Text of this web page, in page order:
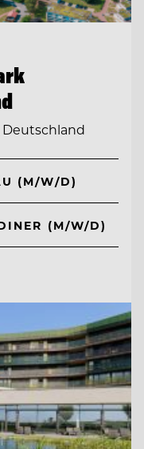
Deutschland
(M/W/D)
(M/W/D)